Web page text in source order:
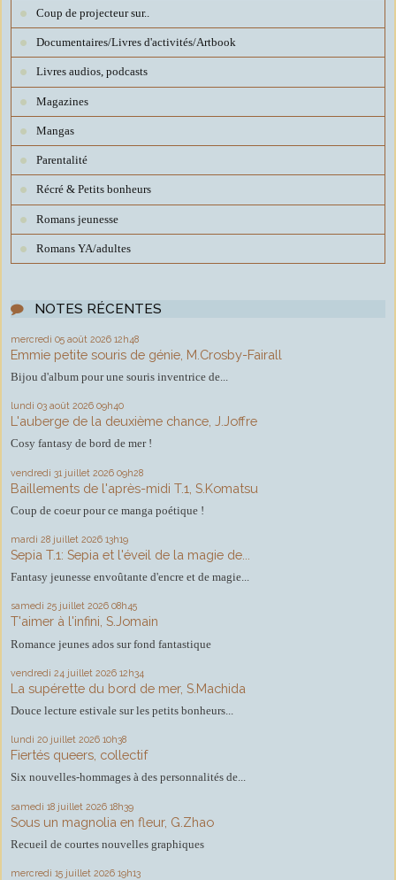
Coup de projecteur sur..
Documentaires/Livres d'activités/Artbook
Livres audios, podcasts
Magazines
Mangas
Parentalité
Récré & Petits bonheurs
Romans jeunesse
Romans YA/adultes
NOTES RÉCENTES
mercredi 05 août 2026 12h48
Emmie petite souris de génie, M.Crosby-Fairall
Bijou d'album pour une souris inventrice de...
lundi 03 août 2026 09h40
L'auberge de la deuxième chance, J.Joffre
Cosy fantasy de bord de mer !
vendredi 31 juillet 2026 09h28
Baillements de l'après-midi T.1, S.Komatsu
Coup de coeur pour ce manga poétique !
mardi 28 juillet 2026 13h19
Sepia T.1: Sepia et l'éveil de la magie de...
Fantasy jeunesse envoûtante d'encre et de magie...
samedi 25 juillet 2026 08h45
T'aimer à l'infini, S.Jomain
Romance jeunes ados sur fond fantastique
vendredi 24 juillet 2026 12h34
La supérette du bord de mer, S.Machida
Douce lecture estivale sur les petits bonheurs...
lundi 20 juillet 2026 10h38
Fiertés queers, collectif
Six nouvelles-hommages à des personnalités de...
samedi 18 juillet 2026 18h39
Sous un magnolia en fleur, G.Zhao
Recueil de courtes nouvelles graphiques
mercredi 15 juillet 2026 19h13